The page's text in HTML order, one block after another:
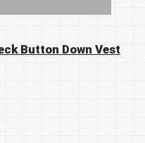
Button Down Vest